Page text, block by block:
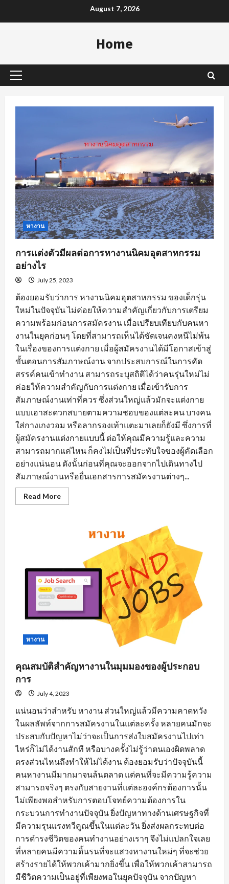
August 7, 2026
Home
Primary
หางาน
การแต่งตัวมีผลต่อการหางานนิคมอุตสาหกรรม
อย่างไร
July 25, 2023
ต้องยอมรับว่าการ หางานนิคมอุตสาหกรรม ของเด็กรุ่น
ใหม่ในปัจจุบัน ไม่ค่อยให้ความสำคัญเกี่ยวกับการเตรียม
ความพร้อมก่อนการสมัครงาน เมื่อเปรียบเทียบกับคนหา
งานในยุคก่อนๆ โดยที่สามารถเห็นได้ชัดเจนคงหนีไม่พ้น
ในเรื่องของการแต่งกาย เมื่อผู้สมัครงานได้มีโอกาสเข้าสู่
ขั้นตอนการสัมภาษณ์งาน จากประสบการณ์ในการคัด
สรรค์คนเข้าทำงาน สามารถระบุสถิติได้ว่าคนรุ่นใหม่ไม่
ค่อยให้ความสำคัญกับการแต่งกาย เมื่อเข้ารับการ
สัมภาษณ์งานเท่าที่ควร ซึ่งส่วนใหญ่แล้วมักจะแต่งกาย
แบบเอาสะดวกสบายตามความชอบของแต่ละคน บางคน
ใส่กางเกงวอม หรือลากรองเท้าแตะมาเลยก็ยังมี ซึ่งการที่
ผู้สมัครงานแต่งกายแบบนี้ ต่อให้คุณมีความรู้และความ
สามารถมากแค่ไหน ก็คงไม่เป็นที่ประทับใจของผู้คัดเลือก
อย่างแน่นอน ดังนั้นก่อนที่คุณจะออกจากไปเดินทางไป
สัมภาษณ์งานหรือยื่นเอกสารการสมัครงานต่างๆ...
Read MoreRead
more
หา
งาน
นิคม
อุตสาหกรรม
อย่างไร
หางาน
คุณสมบัติสำคัญหางานในมุมมองของผู้ประกอบ
การ
July 4, 2023
แน่นอนว่าสำหรับ หางาน ส่วนใหญ่แล้วมีความคาดหวัง
ในผลลัพท์จากการสมัครงานในแต่ละครั้ง หลายคนมักจะ
ประสบกับปัญหาไม่ว่าจะเป็นการส่งใบสมัครงานไปเท่า
ไหร่ก็ไม่ได้งานสักที หรือบางครั้งไม่รู้ว่าตนเองผิดพลาด
ตรงส่วนไหนถึงทำให้ไม่ได้งาน ต้องยอมรับว่าปัจจุบันนี้
คนหางานมีมากมาจนล้นตลาด แต่คนที่จะมีความรู้ความ
สามารถจริงๆ ตรงกับสายงานที่แต่ละองค์กรต้องการนั้น
ไม่เพียงพอสำหรับการตอบโจทย์ความต้องการใน
กระบวนการทำงานปัจจุบัน ยิ่งปัญหาทางด้านเศรษฐกิจที่
มีความรุนแรงทวีคูณขึ้นในแต่ละวัน ยิ่งส่งผลกระทบต่อ
การดำรงชีวิตของคนทำงานอย่างเราๆ จึงไม่แปลกใจเลย
ที่หลายคนมีความดิ้นรนที่จะแสวงหางานใหม่ๆ ที่จะช่วย
สร้างรายได้ให้พวกเค้ามากยิ่งขึ้น เพื่อให้พวกเค้าสามารถ
มีชีวิตความเป็นอยู่ที่เพียงพอในยุคปัจจุบัน จากปัญหา